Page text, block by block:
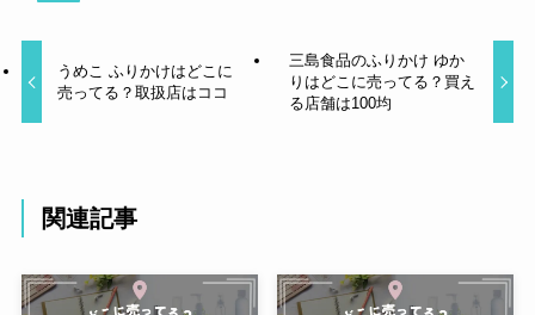
うめこ ふりかけはどこに
売ってる？取扱店はココ
三島食品のふりかけ ゆか
りはどこに売ってる？買え
る店舗は100均
関連記事